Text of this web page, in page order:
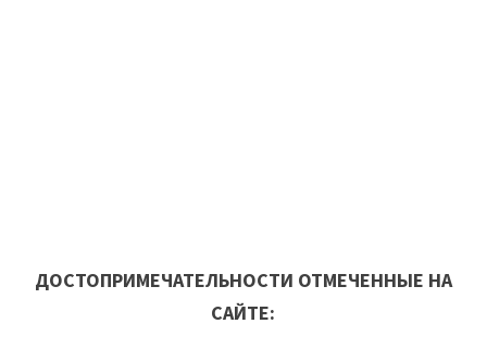
ДОСТОПРИМЕЧАТЕЛЬНОСТИ ОТМЕЧЕННЫЕ НА
САЙТЕ: